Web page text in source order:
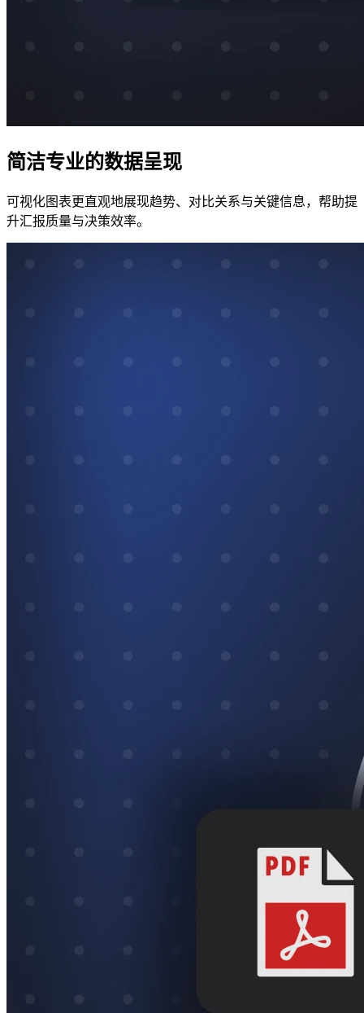
简洁专业的数据呈现
可视化图表更直观地展现趋势、对比关系与关键信息，帮助提
升汇报质量与决策效率。